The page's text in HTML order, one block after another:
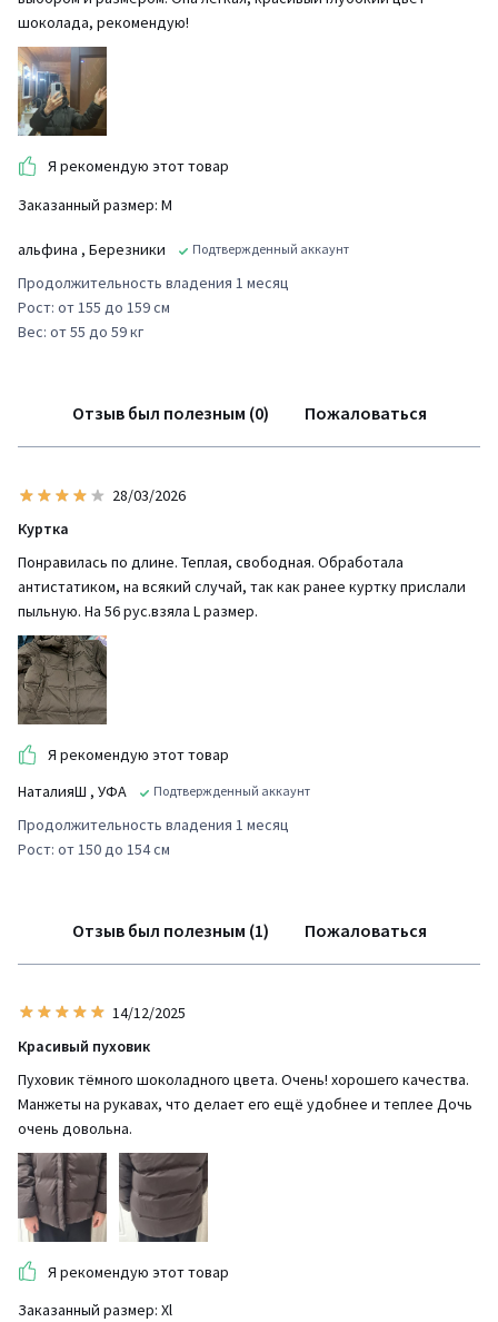
шоколада, рекомендую!
Я рекомендую этот товар
Заказанный размер: М
альфина , Березники Подтвержденный аккаунт
Продолжительность владения 1 месяц
Рост: от 155 до 159 см
Вес: от 55 до 59 кг
Отзыв был полезным (0) Пожаловаться
28/03/2026
Куртка
Понравилась по длине. Теплая, свободная. Обработала
антистатиком, на всякий случай, так как ранее куртку прислали
пыльную. На 56 рус.взяла L размер.
Я рекомендую этот товар
НаталияШ , УФА Подтвержденный аккаунт
Продолжительность владения 1 месяц
Рост: от 150 до 154 см
Отзыв был полезным (1) Пожаловаться
14/12/2025
Красивый пуховик
Пуховик тёмного шоколадного цвета. Очень! хорошего качества.
Манжеты на рукавах, что делает его ещё удобнее и теплее Дочь
очень довольна.
Я рекомендую этот товар
Заказанный размер: Xl